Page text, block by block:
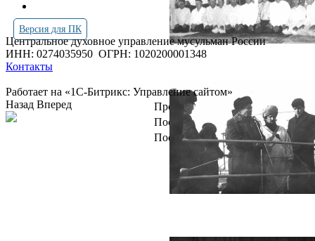
Версия для ПК
Центральное духовное управление мусульман России
ИНН: 0274035950 ОГРН: 1020200001348
Контакты
Работает на «1С-Битрикс: Управление сайтом»
Просмотров всего:
4257317
Посетителей сегодня:
2425
Посетителей в онлайн:
Назад Вперед